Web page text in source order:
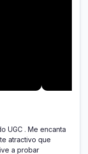
UGC . Me encanta
atractivo que
a probar